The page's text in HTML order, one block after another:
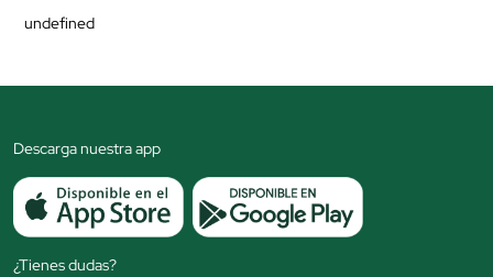
undefined
Descarga nuestra app
¿Tienes dudas?